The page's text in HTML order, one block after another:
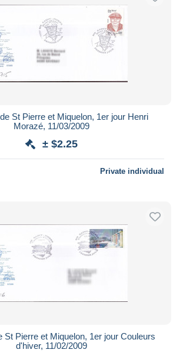
St Pierre et Miquelon, 1er jour Henri
Morazé, 11/03/2009
± $2.25
Private individual
St Pierre et Miquelon, 1er jour Couleurs
d'hiver, 11/02/2009